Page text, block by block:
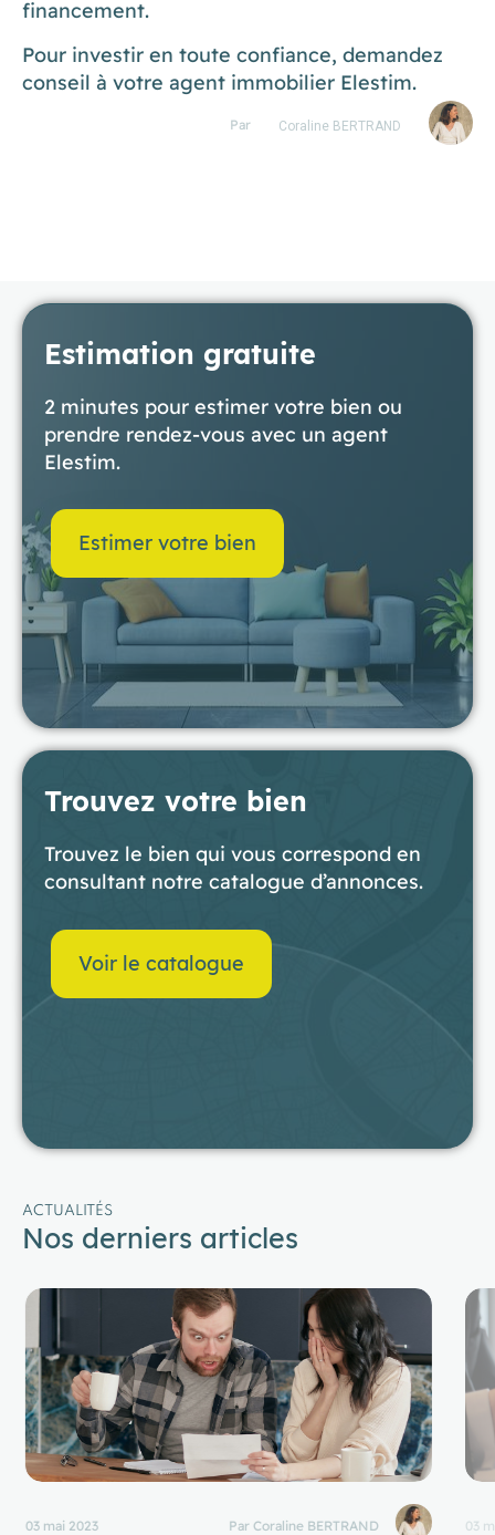
financement.
Pour investir en toute confiance, demandez
conseil à votre agent immobilier Elestim.
Par Coraline BERTRAND
Estimation gratuite
2 minutes pour estimer votre bien ou
prendre rendez-vous avec un agent
Elestim.
Estimer votre bien
Trouvez votre bien
Trouvez le bien qui vous correspond en
consultant notre catalogue d’annonces.
Voir le catalogue
ACTUALITÉS
Nos derniers articles
03 mai 2023 Par Coraline BERTRAND 03